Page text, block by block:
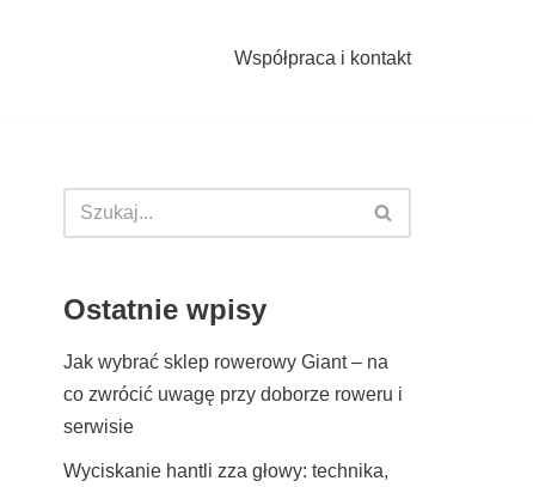
Współpraca i kontakt
Ostatnie wpisy
Jak wybrać sklep rowerowy Giant – na
co zwrócić uwagę przy doborze roweru i
serwisie
Wyciskanie hantli zza głowy: technika,